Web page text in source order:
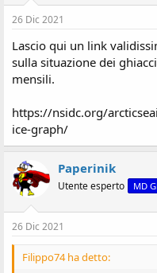
26 Dic 2021
Lascio qui un link
sulla situazione dei
mensili.
https://nsidc.org/
ice-graph/
Paperinik
Utente esperto MD
26 Dic 2021
Filippo74 ha detto: